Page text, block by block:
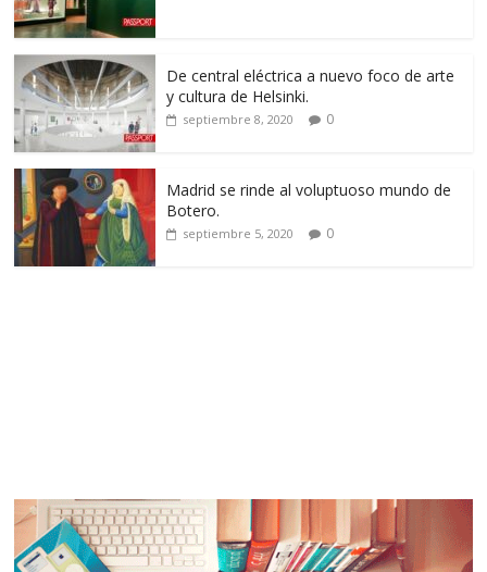
De central eléctrica a nuevo foco de arte
y cultura de Helsinki.
septiembre 8, 2020 0
Madrid se rinde al voluptuoso mundo de
Botero.
septiembre 5, 2020 0